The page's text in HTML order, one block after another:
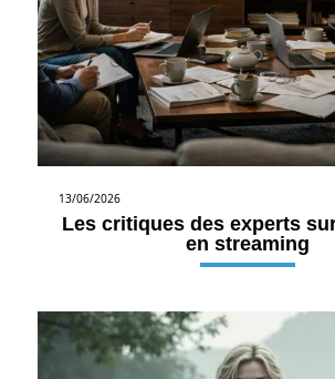
13/06/2026
Les critiques des experts
en streaming